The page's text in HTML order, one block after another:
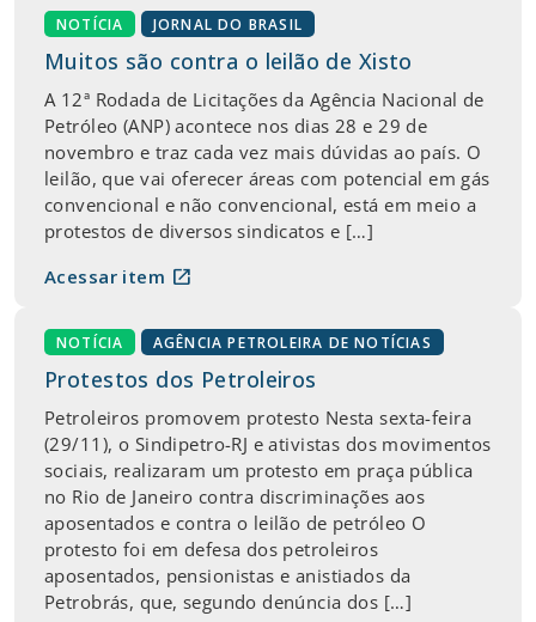
NOTÍCIA JORNAL DO BRASIL
Muitos são contra o leilão de Xisto
A 12ª Rodada de Licitações da Agência Nacional de
Petróleo (ANP) acontece nos dias 28 e 29 de
novembro e traz cada vez mais dúvidas ao país. O
leilão, que vai oferecer áreas com potencial em gás
convencional e não convencional, está em meio a
protestos de diversos sindicatos e […]
Acessar item open_in_new
NOTÍCIA AGÊNCIA PETROLEIRA DE NOTÍCIAS
Protestos dos Petroleiros
Petroleiros promovem protesto Nesta sexta-feira
(29/11), o Sindipetro-RJ e ativistas dos movimentos
sociais, realizaram um protesto em praça pública
no Rio de Janeiro contra discriminações aos
aposentados e contra o leilão de petróleo O
protesto foi em defesa dos petroleiros
aposentados, pensionistas e anistiados da
Petrobrás, que, segundo denúncia dos […]